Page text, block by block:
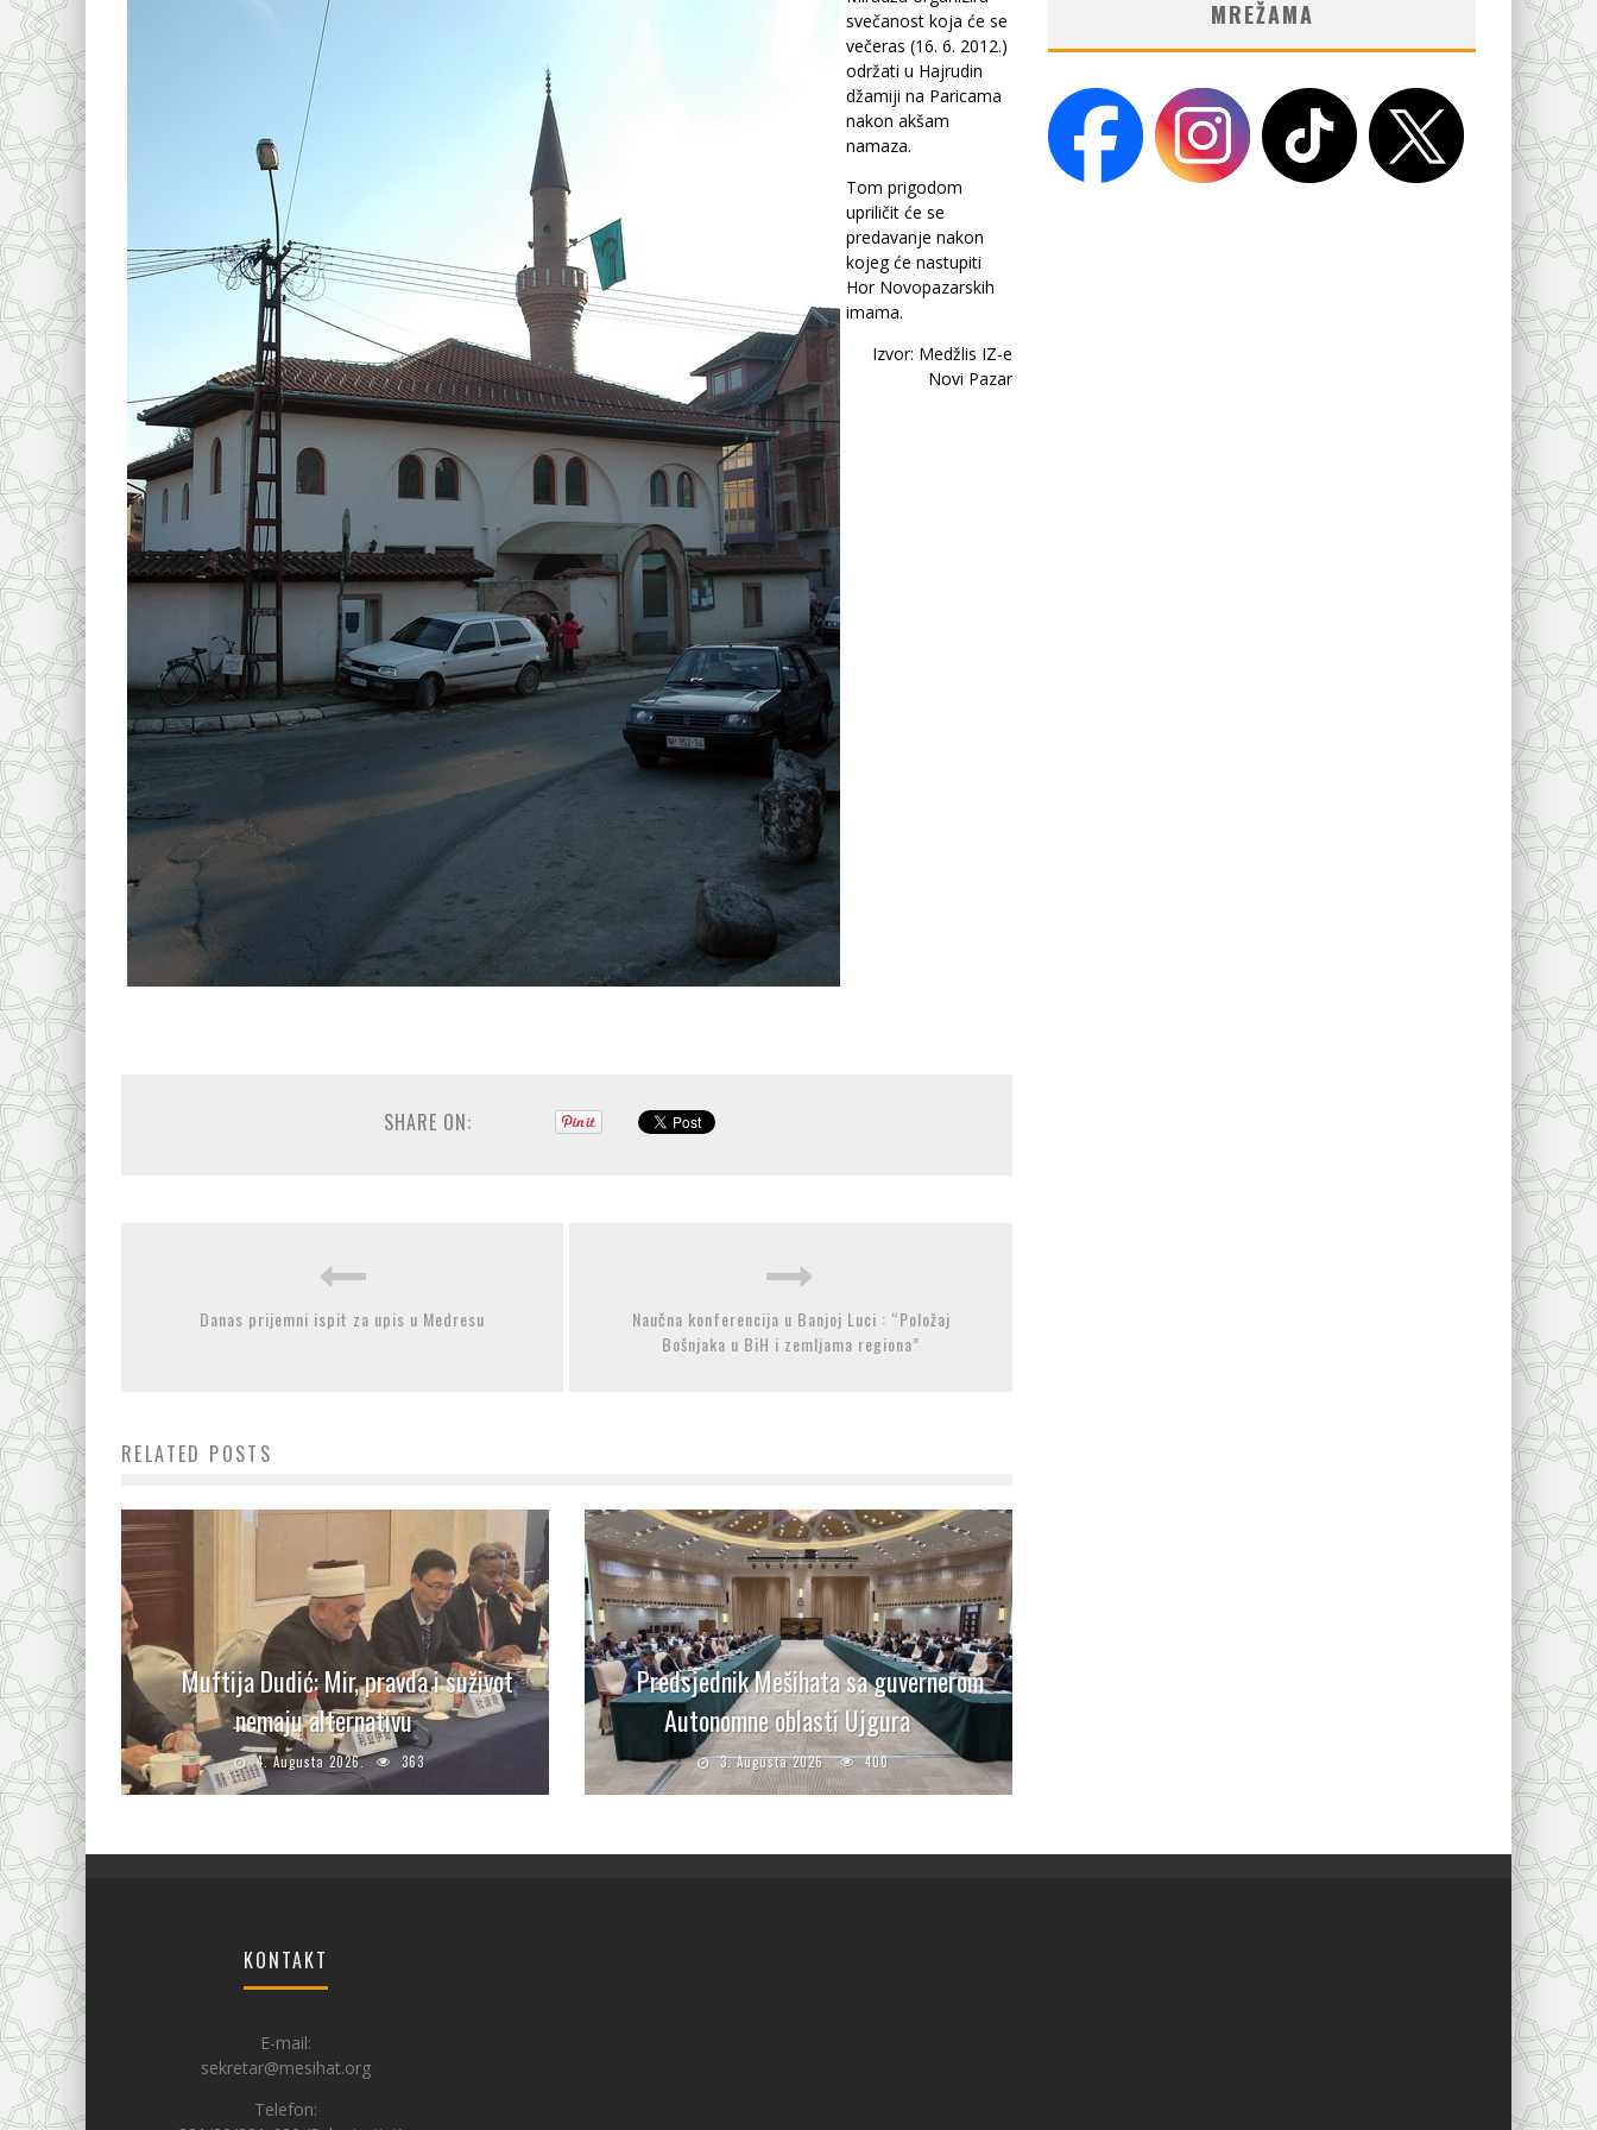
svečanost koja će se
večeras (16. 6. 2012.)
održati u Hajrudin
džamiji na Paricama
nakon akšam
namaza.
Tom prigodom
upriličit će se
predavanje nakon
kojeg će nastupiti
Hor Novopazarskih
imama.
Izvor: Medžlis IZ-e
Novi Pazar
SHARE ON:
Danas prijemni ispit za upis u Medresu
Naučna konferencija u Banjoj Luci : “Položaj
Bošnjaka u BiH i zemljama regiona”
RELATED POSTS
Muftija Dudić: Mir, pravda i suživot
nemaju alternativu
4. Augusta 2026. 363
Predsjednik Mešihata sa guvernerom
Autonomne oblasti Ujgura
3. Augusta 2026. 400
MREŽAMA
KONTAKT
E-mail:
sekretar@mesihat.org
Telefon: